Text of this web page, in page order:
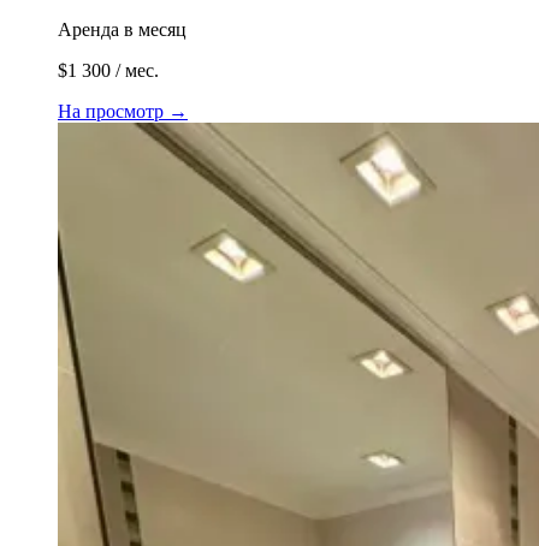
Аренда в месяц
$1 300 / мес.
На просмотр →